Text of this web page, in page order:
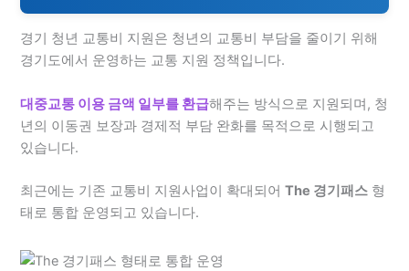
경기 청년 교통비 지원은 청년의 교통비 부담을 줄이기 위해
경기도에서 운영하는 교통 지원 정책입니다.
대중교통 이용 금액 일부를 환급해주는 방식으로 지원되며, 청
년의 이동권 보장과 경제적 부담 완화를 목적으로 시행되고
있습니다.
최근에는 기존 교통비 지원사업이 확대되어The 경기패스 형
태로 통합 운영되고 있습니다.